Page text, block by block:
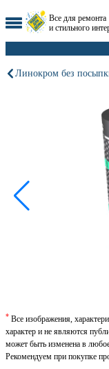
Все для ремонта
и стильного
Линокром без
* Все изображения,
характер и не являются
может быть изменена в
Рекомендуем при покупке